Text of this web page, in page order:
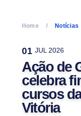
Home Notícias
01 JUL 2026
Ação de
celebra
cursos
Vitória